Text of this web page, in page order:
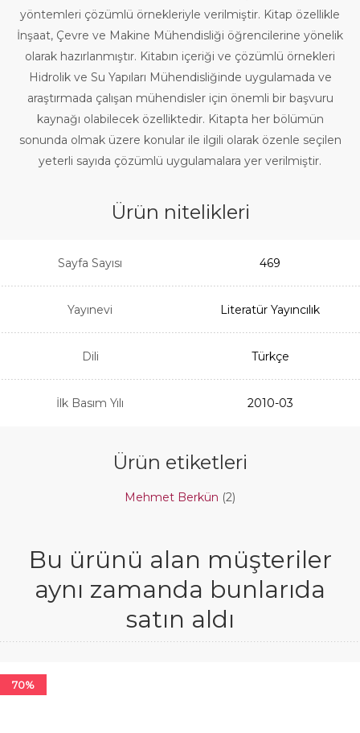
yöntemleri çözümlü örnekleriyle verilmiştir. Kitap özellikle
İnşaat, Çevre ve Makine Mühendisliği öğrencilerine yönelik
olarak hazırlanmıştır. Kitabın içeriği ve çözümlü örnekleri
Hidrolik ve Su Yapıları Mühendisliğinde uygulamada ve
araştırmada çalışan mühendisler için önemli bir başvuru
kaynağı olabilecek özelliktedir. Kitapta her bölümün
sonunda olmak üzere konular ile ilgili olarak özenle seçilen
yeterli sayıda çözümlü uygulamalara yer verilmiştir.
Ürün nitelikleri
Sayfa Sayısı 469
Yayınevi Literatür Yayıncılık
Dili Türkçe
İlk Basım Yılı 2010-03
Ürün etiketleri
Mehmet Berkün (2)
Bu ürünü alan müşteriler
aynı zamanda bunlarıda
satın aldı
70%